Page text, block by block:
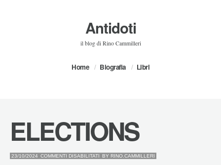
Antidoti
il blog di Rino Cammilleri
Home Biografia Libri
ELECTIONS
23/10/2024 COMMENTI DISABILITATI SU
BY RINO.CAMMILLERI